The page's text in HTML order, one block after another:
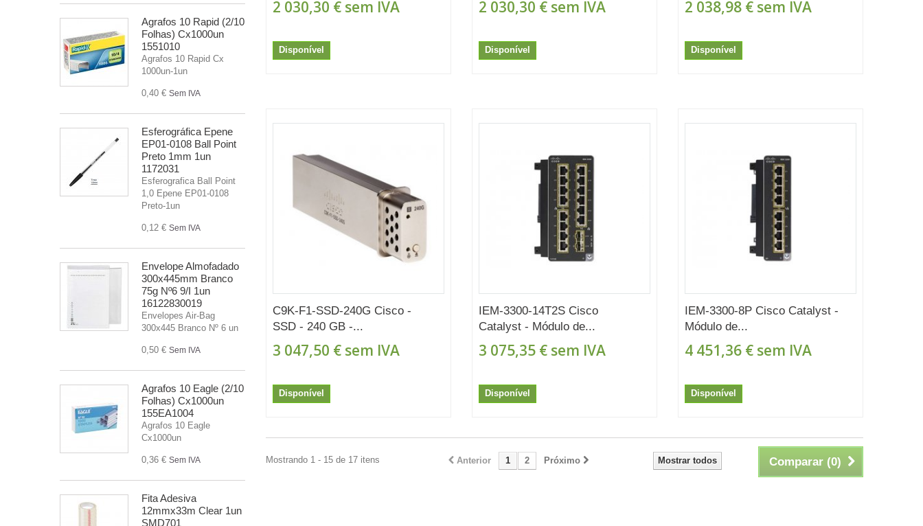
Agrafos 10 Rapid (2/10
Folhas) Cx1000un
1551010
Agrafos 10 Rapid Cx
1000un-1un
0,40 € Sem IVA
Esferográfica Epene
EP01-0108 Ball Point
Preto 1mm 1un
1172031
Esferografica Ball Point
1,0 Epene EP01-0108
Preto-1un
0,12 € Sem IVA
Envelope Almofadado
300x445mm Branco
75g Nº6 9/I 1un
16122830019
Envelopes Air-Bag
300x445 Branco Nº 6 un
0,50 € Sem IVA
Agrafos 10 Eagle (2/10
Folhas) Cx1000un
155EA1004
Agrafos 10 Eagle
Cx1000un
0,36 € Sem IVA
Fita Adesiva
12mmx33m Clear 1un
SMD701
2 030,30 € sem IVA
Disponível
2 030,30 €sem IVA
Disponível
2 038,98 €sem IVA
Disponível
C9K-F1-SSD-240G Cisco -
SSD - 240 GB -...
3 047,50 € sem IVA
Disponível
IEM-3300-14T2S Cisco
Catalyst - Módulo de...
3 075,35 €sem IVA
Disponível
IEM-3300-8P Cisco Catalyst -
Módulo de...
4 451,36 €sem IVA
Disponível
Comparar (0)
Mostrar todos
Anterior 1 2 Próximo
Mostrando 1 - 15 de 17 itens